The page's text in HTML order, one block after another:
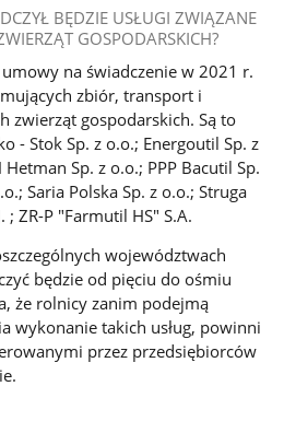
BĘDZIE USŁUGI ZWIĄZANE
GOSPODARSKICH?
na świadczenie w 2021 r.
zbiór, transport i
zwierząt gospodarskich. Są to
- Stok Sp. z o.o.; Energoutil Sp. z
Hetman Sp. z o.o.; PPP Bacutil Sp.
Saria Polska Sp. z o.o.; Struga
; ZR-P "Farmutil HS" S.A.
województwach
będzie od pięciu do ośmiu
że rolnicy zanim podejmą
wykonanie takich usług, powinni
przez przedsiębiorców